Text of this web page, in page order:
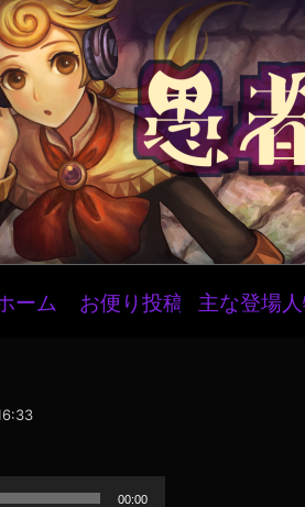
ーム お便り投稿 主な登場
00:00